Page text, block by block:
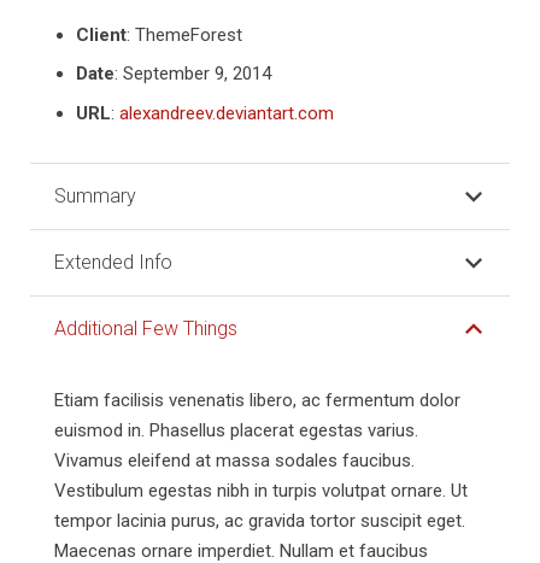
Client: ThemeForest
Date: September 9, 2014
URL: alexandreev.deviantart.com
Summary
Extended Info
Additional Few Things
Etiam facilisis venenatis libero, ac fermentum dolor
euismod in. Phasellus placerat egestas varius.
Vivamus eleifend at massa sodales faucibus.
Vestibulum egestas nibh in turpis volutpat ornare. Ut
tempor lacinia purus, ac gravida tortor suscipit eget.
Maecenas ornare imperdiet. Nullam et faucibus